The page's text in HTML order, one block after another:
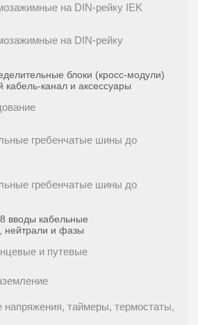
на DIN-рейку IEK
на DIN-рейку
блоки (кросс-модули)
канал и аксессуары
гребенчатые шины до
гребенчатые шины до
вводы кабельные
нейтрали и фазы
и путевые
таймеры, термостаты,